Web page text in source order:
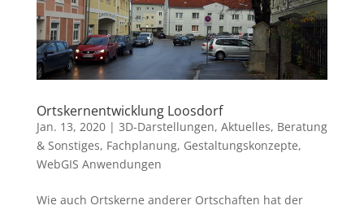
Ortskernentwicklung Loosdorf
Jan. 13, 2020| 3D-Darstellungen, Aktuelles, Beratung
& Sonstiges, Fachplanung, Gestaltungskonzepte,
WebGIS Anwendungen
Wie auch Ortskerne anderer Ortschaften hat der